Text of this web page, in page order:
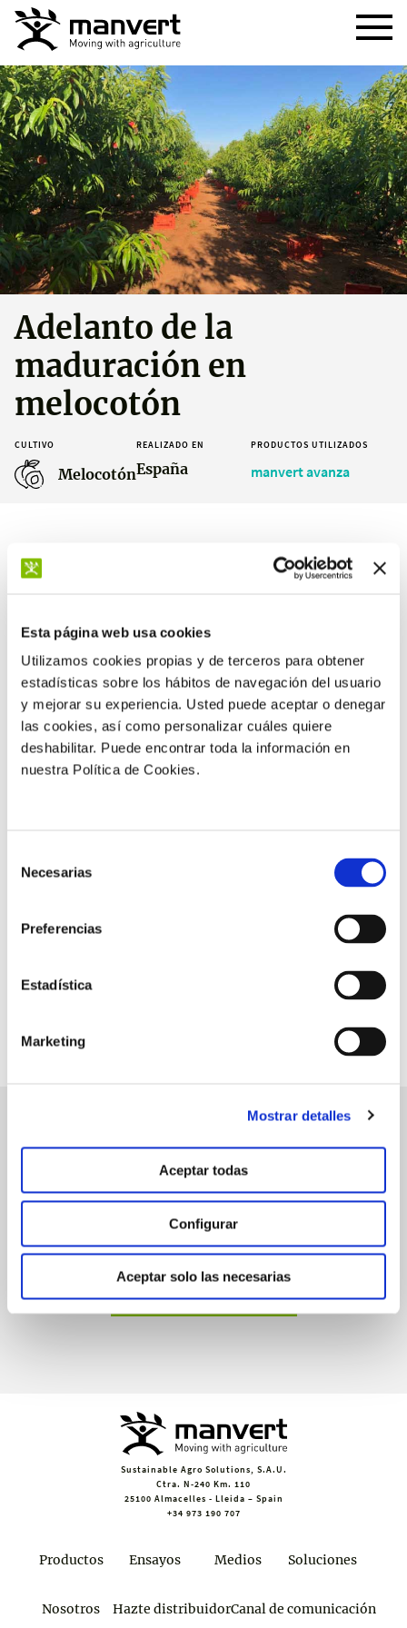
Esta página web usa cookies
Utilizamos cookies propias y de terceros para obtener
estadísticas sobre los hábitos de navegación del usuario
y mejorar su experiencia. Usted puede aceptar o denegar
las cookies, así como personalizar cuáles quiere
deshabilitar. Puede encontrar toda la información en
nuestra Política de Cookies.
Necesarias
Preferencias
Estadística
Marketing
Mostrar detalles
Aceptar todas
Configurar
Aceptar solo las necesarias
Adelanto de la
maduración en
melocotón
CULTIVO
Melocotón
REALIZADO EN
España
PRODUCTOS UTILIZADOS
manvert avanza
+3,7 %
peso medio de fruto respecto el
testigo
manvert
croptology
Recibe invitaciones exclusivas a jornadas de formación y
webinars, asesoramiento técnico y nuestra newsletter.
Únete a croptology
Sustainable Agro Solutions, S.A.U.
Ctra. N-240 Km. 110
25100 Almacelles - Lleida – Spain
+34 973 190 707
Productos Ensayos Medios Soluciones
Nosotros Hazte distribuidorCanal de comunicación